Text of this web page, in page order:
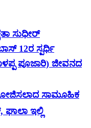
ಸುಧೀರ್
12ರ ಸ್ಪರ್ಧಿ
ಪೂಜಾರಿ) ಜೀವನದ
ಸಾಮೂಹಿಕ
ಘಾಲಾ ಇಲ್ಲಿ